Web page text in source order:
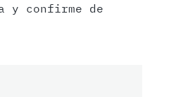
y confirme de